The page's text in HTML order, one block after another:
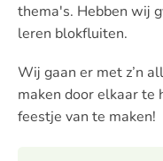
thema's. Hebben wij
leren blokfluiten.
Wij gaan er met z’n
maken door elkaar te
feestje van te maken!